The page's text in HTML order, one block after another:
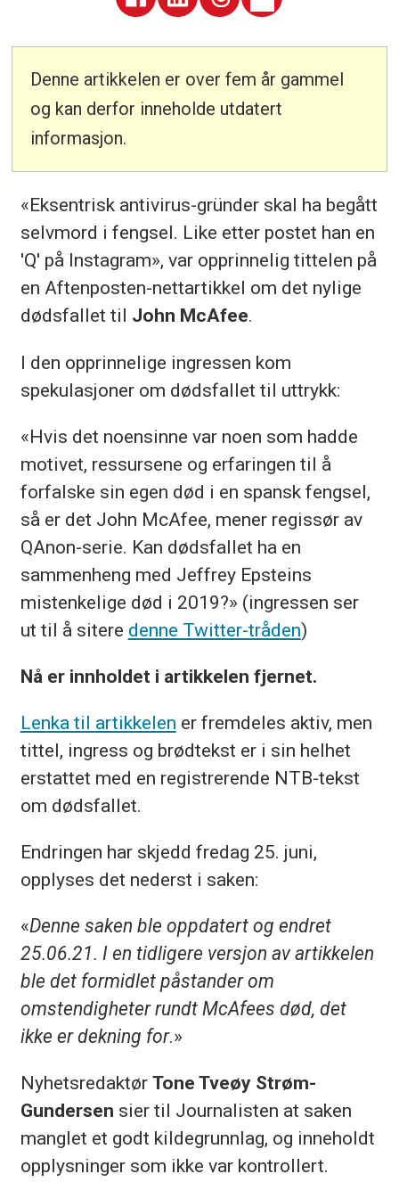
Denne artikkelen er over fem år gammel
og kan derfor inneholde utdatert
informasjon.
«Eksentrisk antivirus-gründer skal ha begått
selvmord i fengsel. Like etter postet han en
'Q' på Instagram», var opprinnelig tittelen på
en Aftenposten-nettartikkel om det nylige
dødsfallet til John McAfee.
I den opprinnelige ingressen kom
spekulasjoner om dødsfallet til uttrykk:
«Hvis det noensinne var noen som hadde
motivet, ressursene og erfaringen til å
forfalske sin egen død i en spansk fengsel,
så er det John McAfee, mener regissør av
QAnon-serie. Kan dødsfallet ha en
sammenheng med Jeffrey Epsteins
mistenkelige død i 2019?» (ingressen ser
ut til å sitere denne Twitter-tråden)
Nå er innholdet i artikkelen fjernet.
Lenka til artikkelen er fremdeles aktiv, men
tittel, ingress og brødtekst er i sin helhet
erstattet med en registrerende NTB-tekst
om dødsfallet.
Endringen har skjedd fredag 25. juni,
opplyses det nederst i saken:
«Denne saken ble oppdatert og endret
25.06.21. I en tidligere versjon av artikkelen
ble det formidlet påstander om
omstendigheter rundt McAfees død, det
ikke er dekning for.»
Nyhetsredaktør Tone Tveøy Strøm-
Gundersen sier til Journalisten at saken
manglet et godt kildegrunnlag, og inneholdt
opplysninger som ikke var kontrollert.